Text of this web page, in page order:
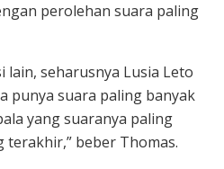
perolehan suara paling
lain, seharusnya Lusia Leto
punya suara paling banyak
yang suaranya paling
beber Thomas.